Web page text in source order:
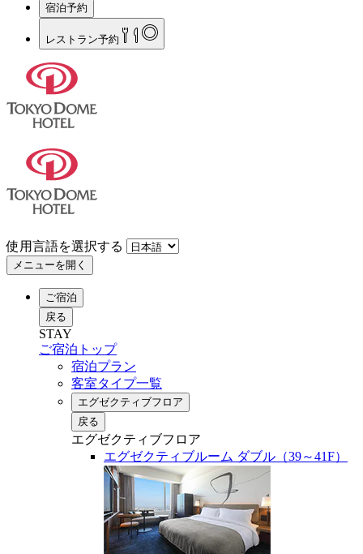
宿泊予約
レストラン予約
使用言語を選択する
メニューを開く
ご宿泊
戻る
STAY
ご宿泊トップ
宿泊プラン
客室タイプ一覧
エグゼクティブフロア
戻る
エグゼクティブフロア
エグゼクティブルーム ダブル（39～41F）